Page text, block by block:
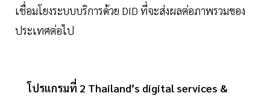
เชื่อมโยงระบบบริการด้วย DID ที่จะส่งผลต่อภาพรวมของ
ประเทศต่อไป
โปรแกรมที่ 2 Thailand’s digital services &